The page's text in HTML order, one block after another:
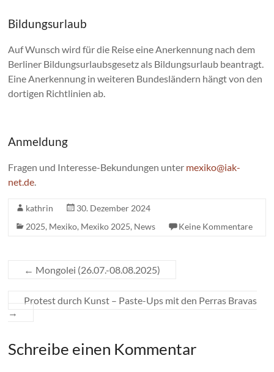
Bildungsurlaub
Auf Wunsch wird für die Reise eine Anerkennung nach dem
Berliner Bildungsurlaubsgesetz als Bildungsurlaub beantragt.
Eine Anerkennung in weiteren Bundesländern hängt von den
dortigen Richtlinien ab.
Anmeldung
Fragen und Interesse-Bekundungen unter mexiko@iak-
net.de
kathrin
30. Dezember 2024
2025, Mexiko, Mexiko 2025, News Keine Kommentare
← Mongolei (26.07.-08.08.2025)
Protest durch Kunst – Paste-Ups mit den Perras Bravas
→
Schreibe einen Kommentar